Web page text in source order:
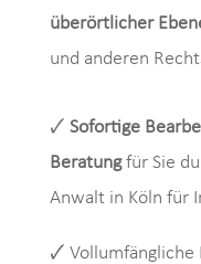
überörtlicher
und anderen
🗸 Sofortige
Beratungfür Sie
Anwalt in Köln für
🗸 Vollumfängliche